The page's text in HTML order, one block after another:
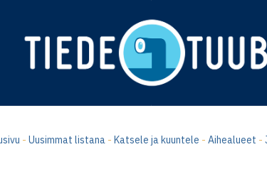
- Uusimmat listana- Katsele ja kuuntele - Aihealueet -